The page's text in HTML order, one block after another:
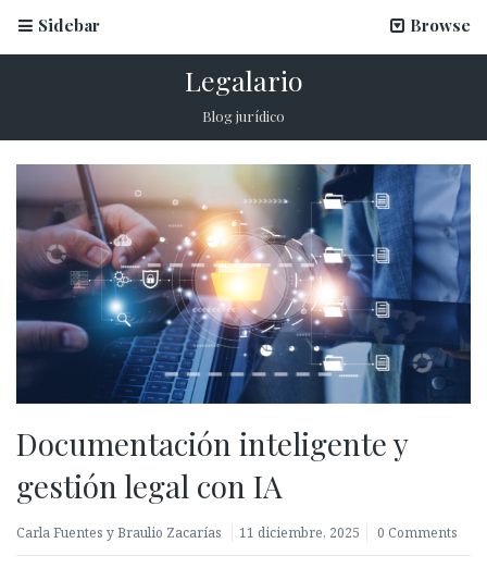
Sidebar Browse
Legalario
Blog jurídico
Documentación inteligente y
gestión legal con IA
Carla Fuentes y Braulio Zacarías 11 diciembre, 2025 0 Comments